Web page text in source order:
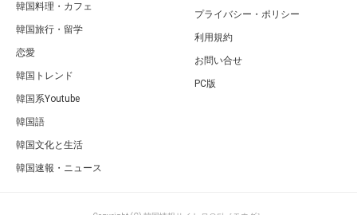
韓国料理・カフェ
韓国旅行・留学
恋愛
韓国トレンド
韓国系Youtube
韓国語
韓国文化と生活
韓国速報・ニュース
プライバシー・ポリシー
利用規約
お問い合せ
PC版